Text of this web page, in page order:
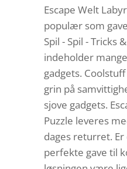
Escape Welt
populær som
Spil - Spil - Tricks
indeholder
gadgets.
grin på
sjove gadgets.
Puzzle leveres
dages returret.
perfekte gave til